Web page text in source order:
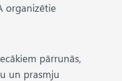
organizētie
pārrunās,
un prasmju